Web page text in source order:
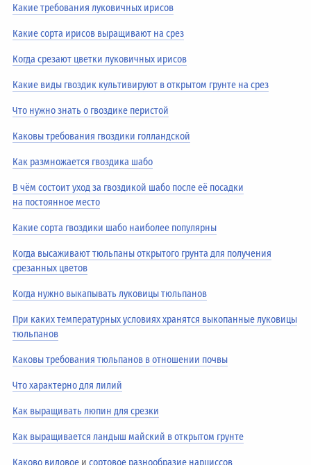
Какие требования луковичных ирисов
Какие сорта ирисов выращивают на срез
Когда срезают цветки луковичных ирисов
Какие виды гвоздик культивируют в открытом грунте на срез
Что нужно знать о гвоздике перистой
Каковы требования гвоздики голландской
Как размножается гвоздика шабо
В чём состоит уход за гвоздикой шабо после её посадки
на постоянное место
Какие сорта гвоздики шабо наиболее популярны
Когда высаживают тюльпаны открытого грунта для получения
срезанных цветов
Когда нужно выкапывать луковицы тюльпанов
При каких температурных условиях хранятся выкопанные луковицы
тюльпанов
Каковы требования тюльпанов в отношении почвы
Что характерно для лилий
Как выращивать люпин для срезки
Как выращивается ландыш майский в открытом грунте
Каково видовое исортовое разнообразие нарциссов